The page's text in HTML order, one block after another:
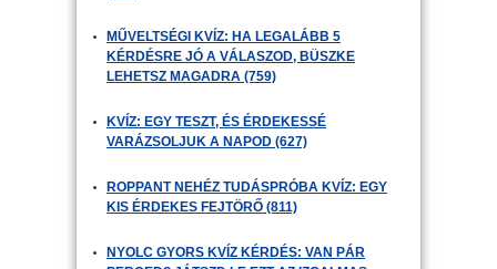
MŰVELTSÉGI KVÍZ: HA LEGALÁBB 5
KÉRDÉSRE JÓ A VÁLASZOD, BÜSZKE
LEHETSZ MAGADRA (759)
KVÍZ: EGY TESZT, ÉS ÉRDEKESSÉ
VARÁZSOLJUK A NAPOD (627)
ROPPANT NEHÉZ TUDÁSPRÓBA KVÍZ: EGY
KIS ÉRDEKES FEJTÖRŐ (811)
NYOLC GYORS KVÍZ KÉRDÉS: VAN PÁR